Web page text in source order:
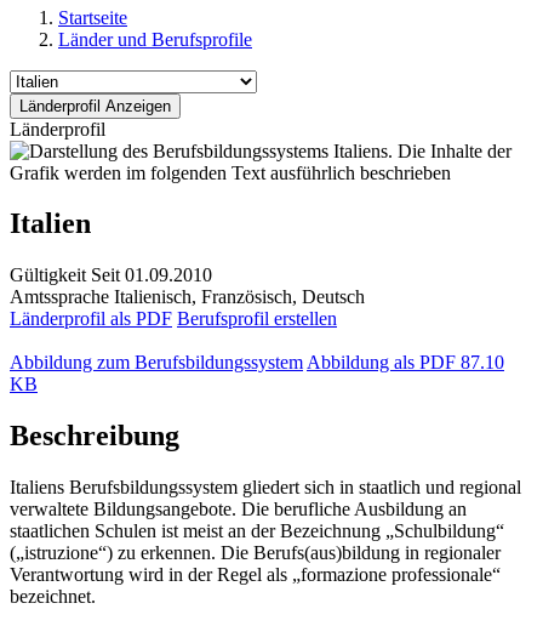
Startseite
Länder und Berufsprofile
Länderprofil
Italien
Gültigkeit Seit 01.09.2010
Amtssprache Italienisch, Französisch, Deutsch
Länderprofil als PDF Berufsprofil erstellen
Abbildung zum Berufsbildungssystem Abbildung als PDF 87.10
KB
Beschreibung
Italiens Berufsbildungssystem gliedert sich in staatlich und regional
verwaltete Bildungsangebote. Die berufliche Ausbildung an
staatlichen Schulen ist meist an der Bezeichnung „Schulbildung“
(„istruzione“) zu erkennen. Die Berufs(aus)bildung in regionaler
Verantwortung wird in der Regel als „formazione professionale“
bezeichnet.